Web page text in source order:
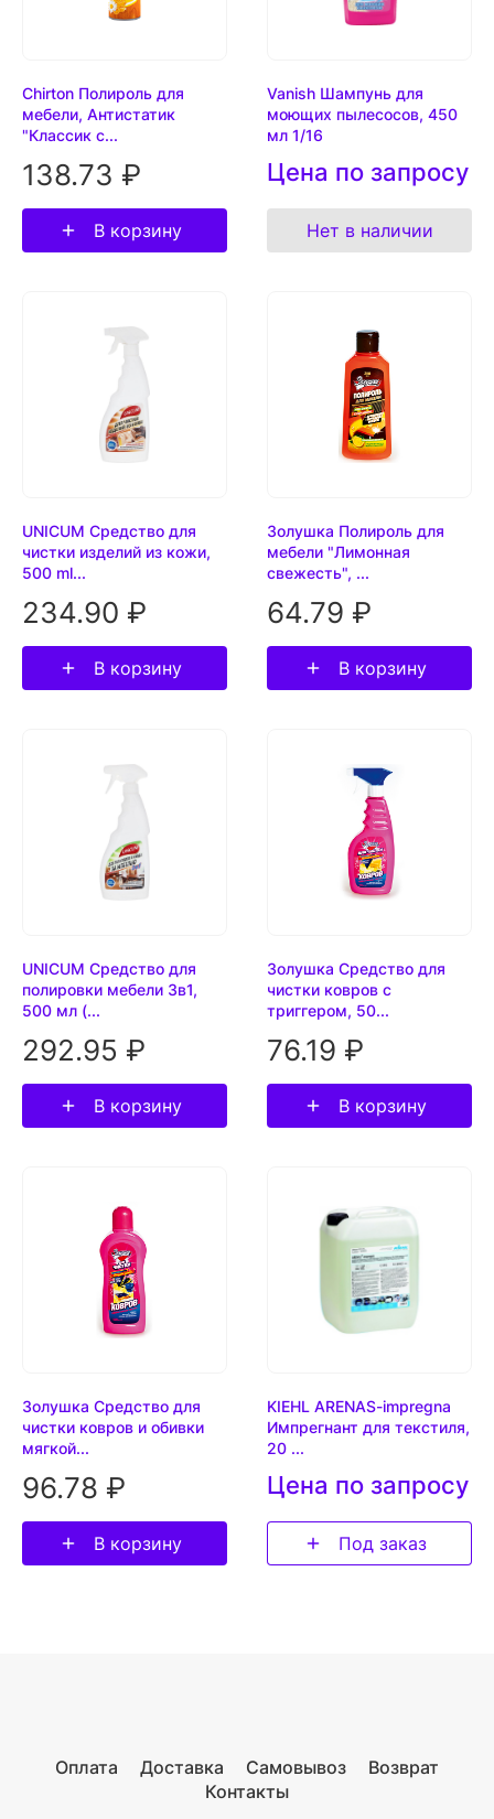
Chirton Полироль для
мебели, Антистатик
"Классик с...
138.73 ₽
В корзину
Vanish Шампунь для
моющих пылесосов, 450
мл 1/16
Цена по запросу
Нет в наличии
UNICUM Средство для
чистки изделий из кожи,
500 ml...
234.90 ₽
В корзину
Золушка Полироль для
мебели "Лимонная
свежесть", ...
64.79 ₽
В корзину
UNICUM Средство для
полировки мебели 3в1,
500 мл (...
292.95 ₽
В корзину
Золушка Средство для
чистки ковров с
триггером, 50...
76.19 ₽
В корзину
Золушка Средство для
чистки ковров и обивки
мягкой...
96.78 ₽
В корзину
KIEHL ARENAS-impregna
Импрегнант для текстиля,
20 ...
Цена по запросу
Под заказ
Оплата Доставка Самовывоз
Возврат
Контакты